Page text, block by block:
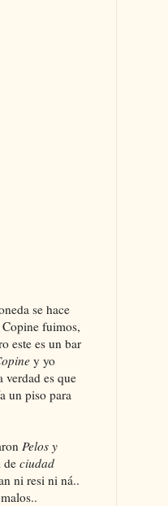
se hace
fuimos,
este es un bar
y yo
verdad es que
un piso para
Pelos y
deciudad
ni resi ni ná..